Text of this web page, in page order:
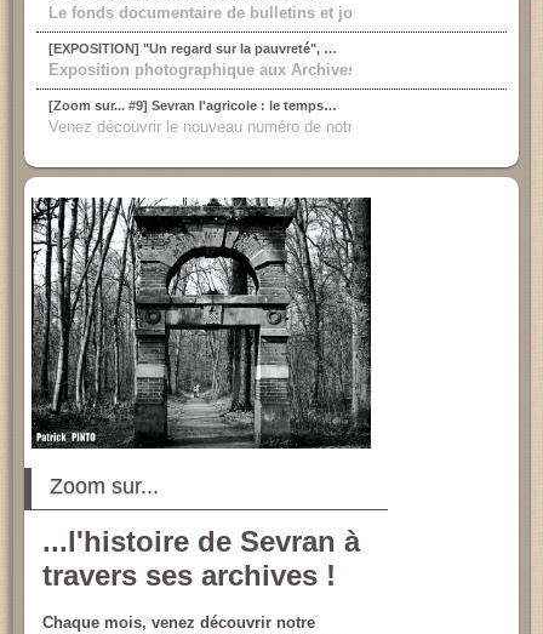
Le fonds documentaire de bulletins et journaux municipaux
[EXPOSITION] "Un regard sur la pauvreté", Photographies de Walter Weiss (1971-1973)
Exposition photographique aux Archives départementales de la
[Zoom sur... #9] Sevran l'agricole : le temps des fermes
Venez découvrir le nouveau numéro de notre série consacrée à
Zoom sur...
...l'histoire de Sevran à
travers ses archives !
Chaque mois, venez découvrir notre